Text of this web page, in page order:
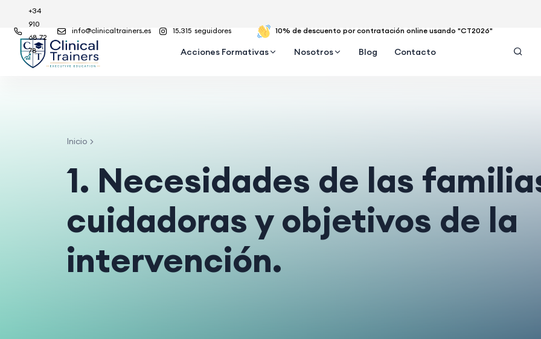
15.315 seguidores
info@clinicaltrainers.es
+34
910
68 72
78
10% de descuento por contratación online usando "CT2026"
Acciones Formativas Nosotros Blog Contacto
Inicio
1. Necesidades de las
cuidadoras y objetivos de la
intervención.